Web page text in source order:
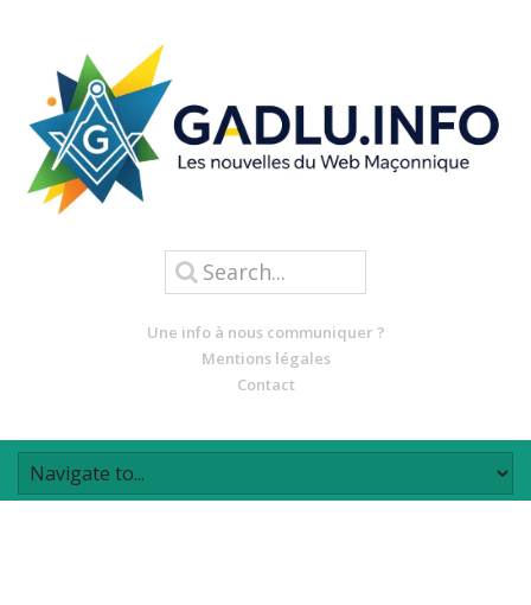
Une info à nous communiquer ?
Mentions légales
Contact